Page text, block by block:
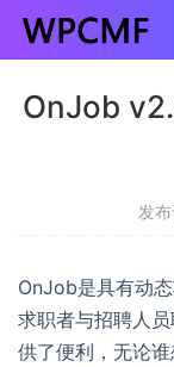
OnJob
发
OnJob是具有动
求职者与招聘人
供了便利，无论